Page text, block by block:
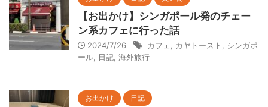
【お出かけ】シンガポール発のチェー
ン系カフェに行った話
2024/7/26 カフェ カヤトースト
シンガポ
ール
日記 海外旅行
お出かけ 日記